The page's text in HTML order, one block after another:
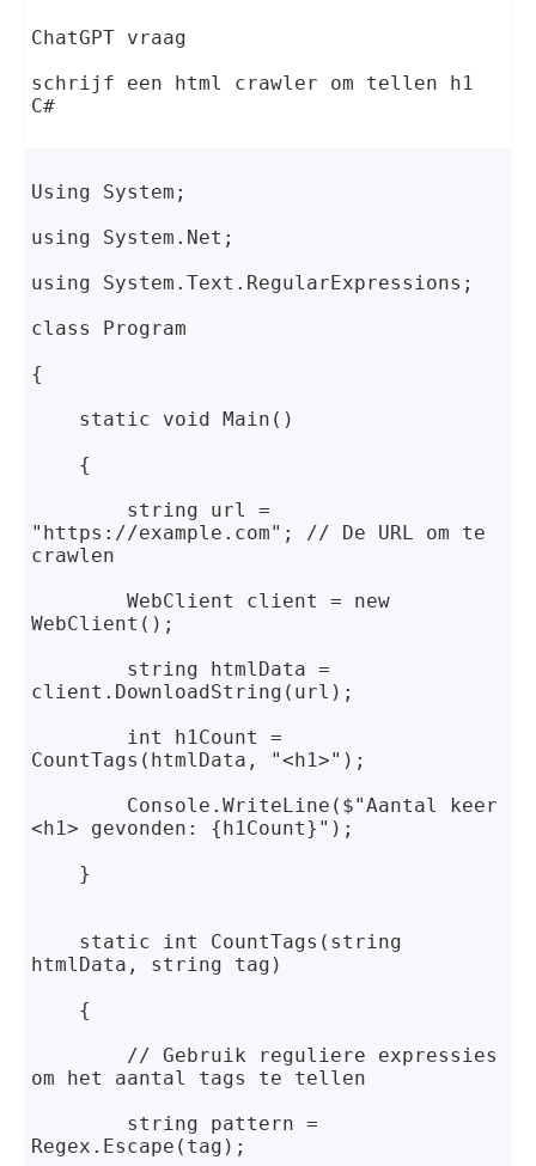
ChatGPT vraag
schrijf een html crawler om tellen h1
C#
Using System;
using System.Net;
using System.Text.RegularExpressions;
class Program
{
    static void Main()
    {
"https://example.com"; // De URL om te
crawlen
WebClient();
client.DownloadString(url);
CountTags(htmlData, "<h1>");
Console.WriteLine($"Aantal keer
<h1> gevonden: {h1Count}");
}
htmlData, string tag)
{
om het aantal tags te tellen
string pattern =
Regex.Escape(tag);